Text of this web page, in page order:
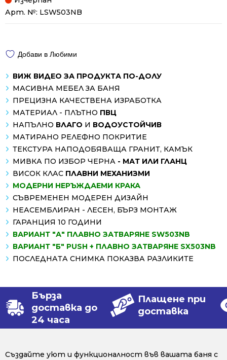
Арт. №: LSW503NB
Добави в Любими
ВИЖ ВИДЕО ЗА ПРОДУКТА ПО-ДОЛУ
МАСИВНА МЕБЕЛ ЗА БАНЯ
ПРЕЦИЗНА КАЧЕСТВЕНА ИЗРАБОТКА
МАТЕРИАЛ - ПЛЪТНО ПВЦ
НАПЪЛНО ВЛАГО И ВОДОУСТОЙЧИВ
МАТИРАНО РЕЛЕФНО ПОКРИТИЕ
ТЕКСТУРА НАПОДОБЯВАЩА ГРАНИТ, КАМЪК
МИВКА ПО ИЗБОР ЧЕРНА - МАТ ИЛИ ГЛАНЦ
ВИСОК КЛАС ПЛАВНИ МЕХАНИЗМИ
МОДЕРНИ НЕРЪЖДАЕМИ КРАКА
СЪВРЕМЕНЕН МОДЕРЕН ДИЗАЙН
НЕАСЕМБЛИРАН - ЛЕСЕН, БЪРЗ МОНТАЖ
ГАРАНЦИЯ 10 ГОДИНИ
ВАРИАНТ "А" ПЛАВНО ЗАТВАРЯНЕ SW503NB
ВАРИАНТ "Б" PUSH + ПЛАВНО ЗАТВАРЯНЕ SX503NB
ПОСЛЕДНАТА СНИМКА ПОКАЗВА РАЗЛИКИТЕ
Бърза
доставка до
24 часа
Плащене при
доставка
Създайте уют и функционалност във вашата баня с